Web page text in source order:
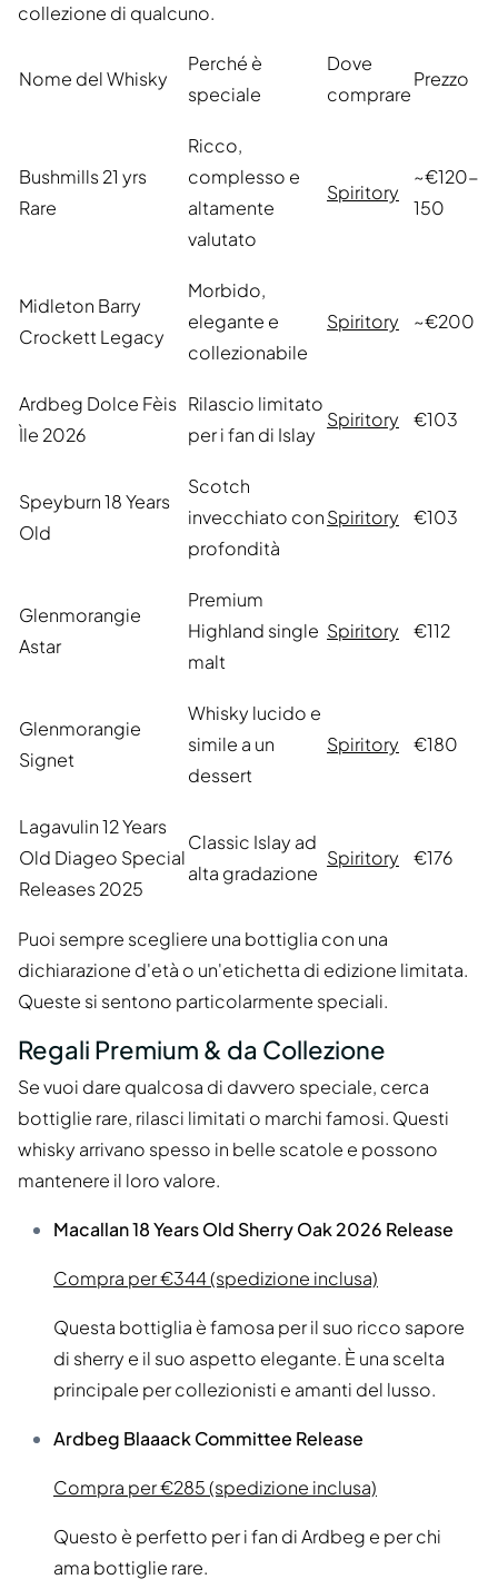
collezione di qualcuno.
Nome del Whisky
Perché è
speciale
Dove
comprare
Prezzo
Bushmills 21 yrs
Rare
Ricco,
complesso e
altamente
valutato
Spiritory
~€120-
150
Midleton Barry
Crockett Legacy
Morbido,
elegante e
collezionabile
Spiritory ~€200
Ardbeg Dolce Fèis
Ìle 2026
Rilascio limitato
per i fan di Islay
Spiritory €103
Speyburn 18 Years
Old
Scotch
invecchiato con
profondità
Spiritory €103
Glenmorangie
Astar
Premium
Highland single
malt
Spiritory €112
Glenmorangie
Signet
Whisky lucido e
simile a un
dessert
Spiritory €180
Lagavulin 12 Years
Old Diageo Special
Releases 2025
Classic Islay ad
alta gradazione
Spiritory €176
Puoi sempre scegliere una bottiglia con una
dichiarazione d'età o un'etichetta di edizione limitata.
Queste si sentono particolarmente speciali.
Regali Premium & da Collezione
Se vuoi dare qualcosa di davvero speciale, cerca
bottiglie rare, rilasci limitati o marchi famosi. Questi
whisky arrivano spesso in belle scatole e possono
mantenere il loro valore.
Macallan 18 Years Old Sherry Oak 2026 Release
Compra per €344 (spedizione inclusa)
Questa bottiglia è famosa per il suo ricco sapore
di sherry e il suo aspetto elegante. È una scelta
principale per collezionisti e amanti del lusso.
Ardbeg Blaaack Committee Release
Compra per €285 (spedizione inclusa)
Questo è perfetto per i fan di Ardbeg e per chi
ama bottiglie rare.